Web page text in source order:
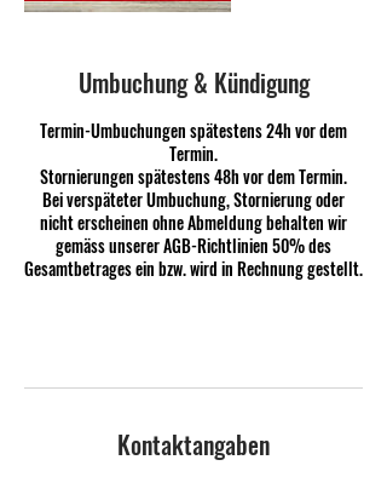
Umbuchung & Kündigung
Termin-Umbuchungen spätestens 24h vor dem
Termin.
Stornierungen spätestens 48h vor dem Termin.
Bei verspäteter Umbuchung, Stornierung oder
nicht erscheinen ohne Abmeldung behalten wir
gemäss unserer AGB-Richtlinien 50% des
Gesamtbetrages ein bzw. wird in Rechnung gestellt.
Kontaktangaben